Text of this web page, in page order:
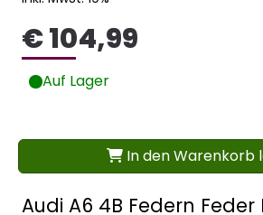
Audi A6 4B Federn Feder
€ 104,99
Auf Lager
In den Warenkorb